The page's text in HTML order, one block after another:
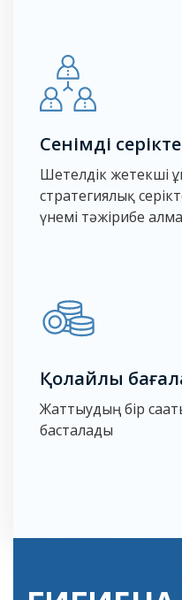
Сенімді
Шетелдік жетекші
стратегиялық
үнемі тәжірибе
Қолайлы
Жаттығудың бір
басталады